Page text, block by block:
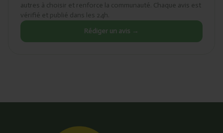
autres à choisir et renforce la communauté. Chaque avis est
vérifié et publié dans les 24h.
Rédiger un avis →